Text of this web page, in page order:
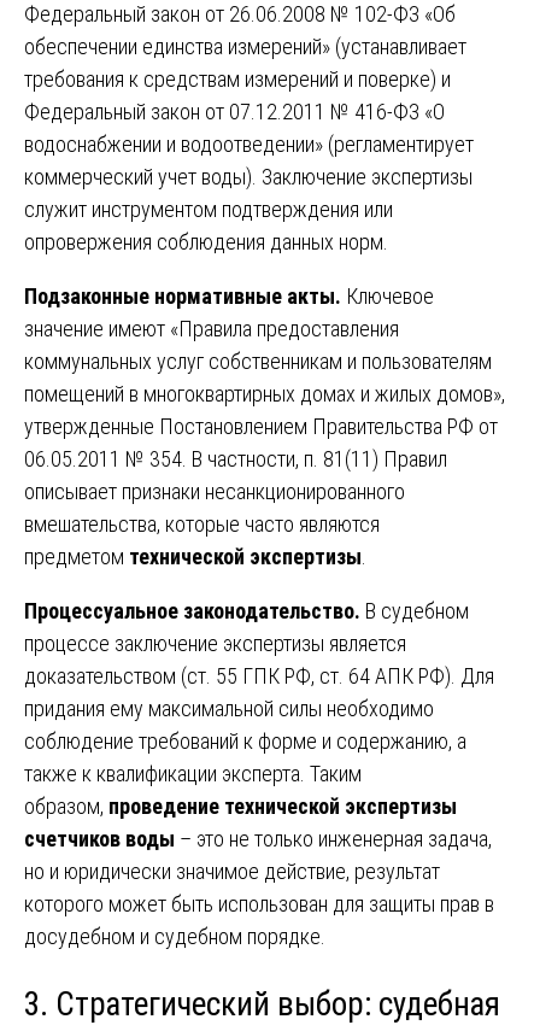
Федеральный закон от 26.06.2008 № 102-ФЗ «Об
обеспечении единства измерений» (устанавливает
требования к средствам измерений и поверке) и
Федеральный закон от 07.12.2011 № 416-ФЗ «О
водоснабжении и водоотведении» (регламентирует
коммерческий учет воды). Заключение экспертизы
служит инструментом подтверждения или
опровержения соблюдения данных норм.
Подзаконные нормативные акты. Ключевое
значение имеют «Правила предоставления
коммунальных услуг собственникам и пользователям
помещений в многоквартирных домах и жилых домов»,
утвержденные Постановлением Правительства РФ от
06.05.2011 № 354. В частности, п. 81(11) Правил
описывает признаки несанкционированного
вмешательства, которые часто являются
предметом технической экспертизы.
Процессуальное законодательство. В судебном
процессе заключение экспертизы является
доказательством (ст. 55 ГПК РФ, ст. 64 АПК РФ). Для
придания ему максимальной силы необходимо
соблюдение требований к форме и содержанию, а
также к квалификации эксперта. Таким
образом, проведение технической экспертизы
счетчиков воды – это не только инженерная задача,
но и юридически значимое действие, результат
которого может быть использован для защиты прав в
досудебном и судебном порядке.
3. Стратегический выбор: судебная